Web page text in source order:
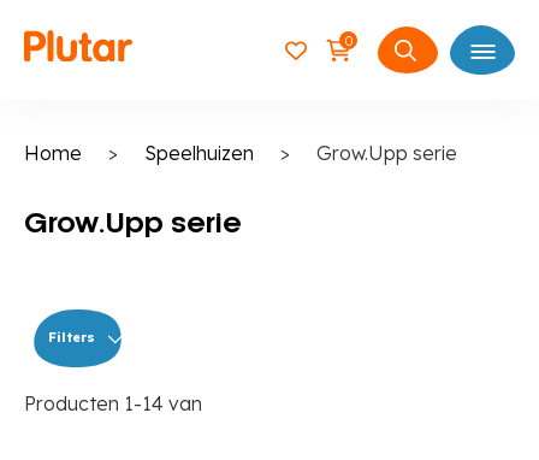
0
Zoeken
Open
Home > Speelhuizen > Grow.Upp serie
Grow.Upp serie
Filters
Producten 1-14 van